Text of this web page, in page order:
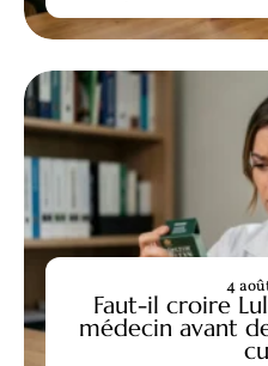
Faut-il croire
médecin avant
4